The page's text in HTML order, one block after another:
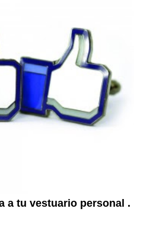
a tu vestuario personal .